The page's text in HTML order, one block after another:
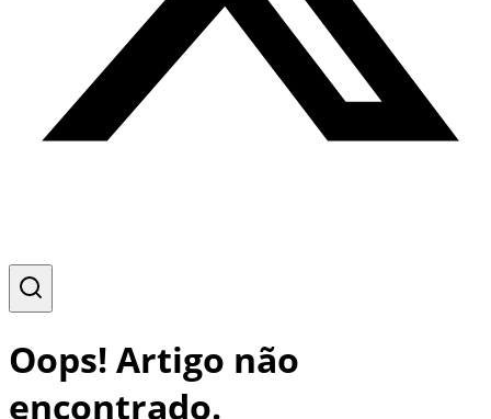
Oops! Artigo não
encontrado.